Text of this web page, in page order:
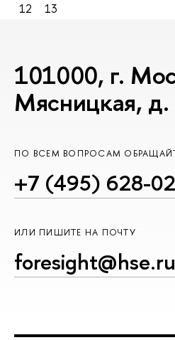
12
13
101000, г.
Мясницкая,
ПО ВСЕМ ВОПРОСАМ
+7 (495) 628-
ИЛИ ПИШИТЕ НА ПОЧТУ
foresight@hse.ru